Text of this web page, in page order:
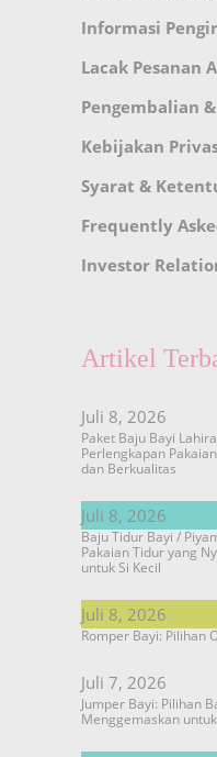
Informasi
Lacak Pesanan
Pengembalian
Kebijakan
Syarat &
Frequently
Investor
Artikel
Juli 8, 2026
Paket Baju Bayi
Perlengkapan
dan Berkualitas
Juli 8, 2026
Baju Tidur Bayi /
Pakaian Tidur yang
untuk Si Kecil
Juli 8, 2026
Romper Bayi: Pilihan
Juli 7, 2026
Jumper Bayi: Pilihan
Menggemaskan